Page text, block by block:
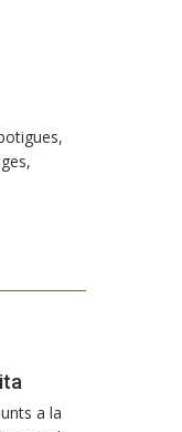
a la